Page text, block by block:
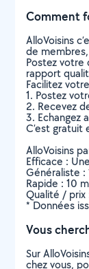
Comment
AlloVoisins
de
Postez votre
rapport
Facilitez
1. Postez
2. Recevez
3. Echangez
C’est gratuit
AlloVoisins
Efficace :
Généraliste :
Rapide : 10
Qualité / prix
* Données
Vous
Sur
chez vous,